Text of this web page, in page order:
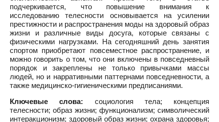
подчеркивается, что повышение внимания к
исследованию телесности основывается на усилении
престижности и распространения моды на здоровый образ
жизни и различные виды досуга, которые связаны с
физическими нагрузками. На сегодняшний день занятия
спортом приобретают повсеместное распространение, и
можно говорить о том, что они включены в повседневный
порядок и закреплены не только привычками массы
людей, но и нарративными паттернами повседневности, а
также медицинско-гигиеническими предписаниями.
Ключевые слова: социология тела; концепция
телесности; образ жизни; функционализм; символический
интеракционизм; здоровый образ жизни; охрана здоровья;